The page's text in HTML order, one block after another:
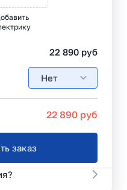
22 890руб
Нет
22 890руб
заказ